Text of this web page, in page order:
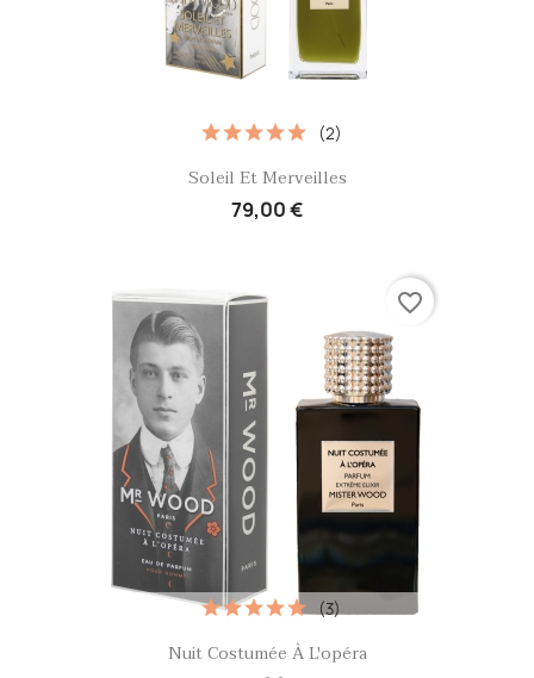
Aperçu rapide
Soleil Et Merveilles
79,00 €
(2)
Aperçu rapide
Nuit Costumée À L'opéra
(3)
favorite_border